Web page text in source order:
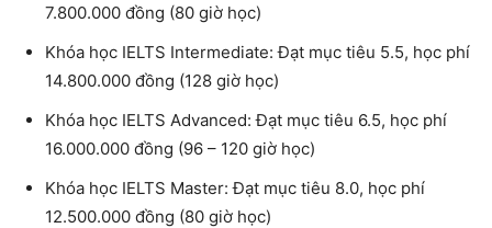
7.800.000 đồng (80 giờ học)
Khóa học IELTS Intermediate: Đạt mục tiêu 5.5, học phí
14.800.000 đồng (128 giờ học)
Khóa học IELTS Advanced: Đạt mục tiêu 6.5, học phí
16.000.000 đồng (96 – 120 giờ học)
Khóa học IELTS Master: Đạt mục tiêu 8.0, học phí
12.500.000 đồng (80 giờ học)